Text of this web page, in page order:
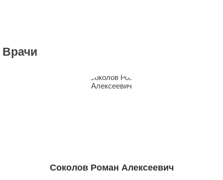
Врачи
Соколов Роман Алексеевич